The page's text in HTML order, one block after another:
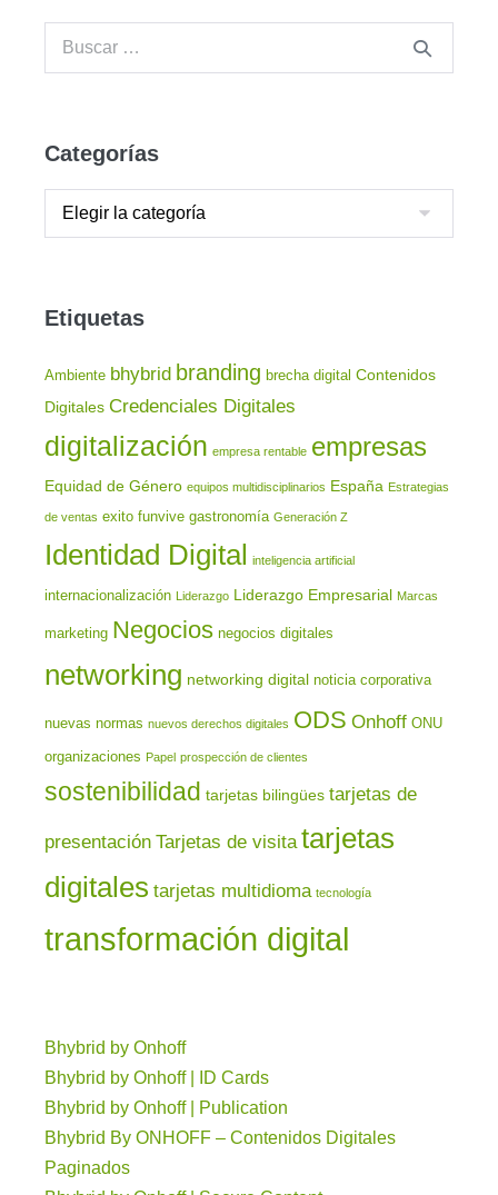
Categorías
Etiquetas
Ambiente bhybrid branding brecha digital Contenidos
Digitales Credenciales Digitales
digitalización empresa rentable empresas
Equidad de Género equipos multidisciplinarios España Estrategias
de ventas exito funvive gastronomía Generación Z
Identidad Digital inteligencia artificial
internacionalización Liderazgo Liderazgo Empresarial Marcas
marketing Negocios negocios digitales
networking networking digital noticia corporativa
nuevas normas nuevos derechos digitales ODS Onhoff ONU
organizaciones Papel prospección de clientes
sostenibilidad tarjetas bilingües tarjetas de
presentación Tarjetas de visita tarjetas
digitales tarjetas multidioma tecnología
transformación digital
Bhybrid by Onhoff
Bhybrid by Onhoff | ID Cards
Bhybrid by Onhoff | Publication
Bhybrid By ONHOFF – Contenidos Digitales
Paginados